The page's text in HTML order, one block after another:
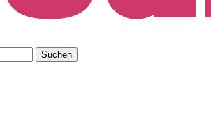
Suchen